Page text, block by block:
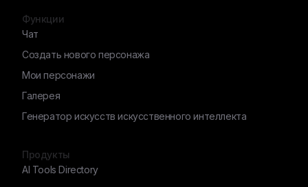
Функции
Чат
Создать нового персонажа
Мои персонажи
Галерея
Генератор искусств искусственного интеллекта
Продукты
AI Tools Directory